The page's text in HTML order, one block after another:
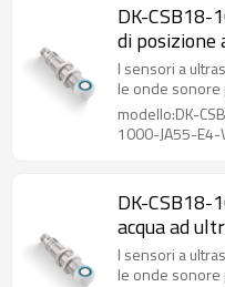
DK-CSB18-
di posizione
I sensori a
le onde sonore
modello:DK-
1000-JA55-E4-
DK-CSB18-
acqua ad
I sensori a
le onde sonore